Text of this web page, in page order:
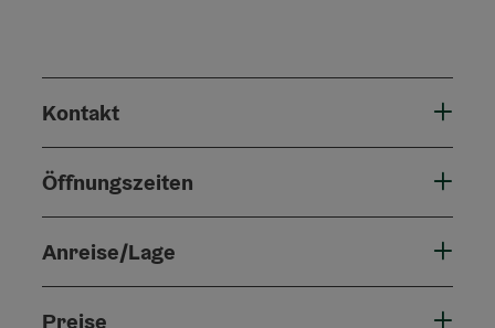
Kontakt
Öffnungszeiten
Anreise/Lage
Preise